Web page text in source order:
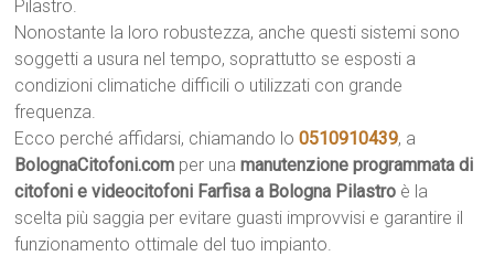
Pilastro.
Nonostante la loro robustezza, anche questi sistemi sono
soggetti a usura nel tempo, soprattutto se esposti a
condizioni climatiche difficili o utilizzati con grande
frequenza.
Ecco perché affidarsi, chiamando lo0510910439, a
BolognaCitofoni.com per unamanutenzione programmata di
citofoni e videocitofoni Farfisa a Bologna Pilastro è la
scelta più saggia per evitare guasti improvvisi e garantire il
funzionamento ottimale del tuo impianto.